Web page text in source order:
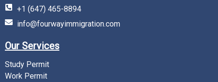
+1 (647) 465-8894
info@fourwayimmigration.com
Our Services
Study Permit
Work Permit